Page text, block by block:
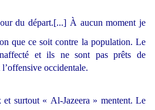
du départ.[...] À aucun moment je
que ce soit contre la population. Le
et ils ne sont pas prêts de
occidentale.
et surtout « Al-Jazeera » mentent. Le